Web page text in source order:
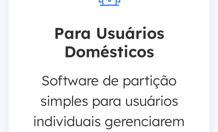
Para Usuários
Domésticos
Software de partição
simples para usuários
individuais gerenciarem